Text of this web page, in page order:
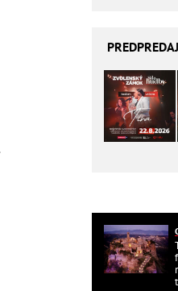
PREDPREDAJ